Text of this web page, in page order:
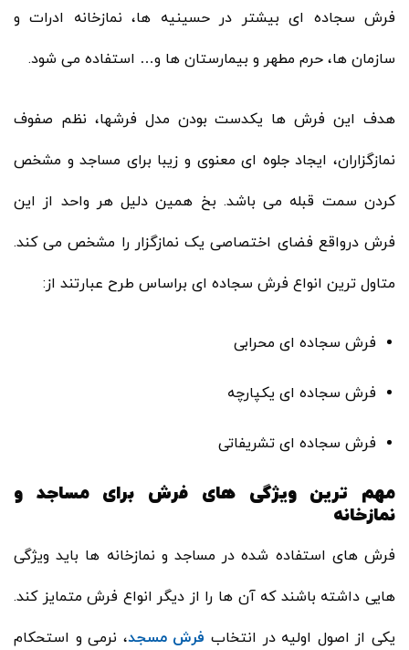
فرش سجاده ای بیشتر در حسینیه ها، نمازخانه ادرات و
سازمان ها، حرم مطهر و بیمارستان ها و… استفاده می شود.
هدف این فرش ها یکدست بودن مدل فرشها، نظم صفوف
نمازگزاران، ایجاد جلوه ای معنوی و زیبا برای مساجد و مشخص
کردن سمت قبله می باشد. بخ همین دلیل هر واحد از این
فرش درواقع فضای اختصاصی یک نمازگزار را مشخص می کند.
متاول ترین انواع فرش سجاده ای براساس طرح عبارتند از:
فرش سجاده ای محرابی
فرش سجاده ای یکپارچه
فرش سجاده ای تشریفاتی
مهم ترین ویژگی های فرش برای مساجد و
نمازخانه
فرش های استفاده شده در مساجد و نمازخانه ها باید ویژگی
هایی داشته باشند که آن ها را از دیگر انواع فرش متمایز کند.
یکی از اصول اولیه در انتخاب فرش مسجد، نرمی و استحکام